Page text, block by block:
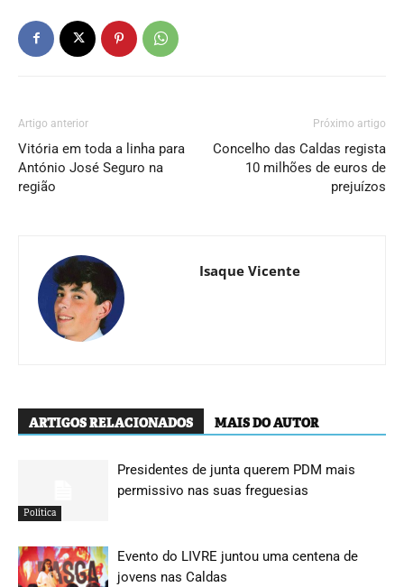
Artigo anterior
Vitória em toda a linha para
António José Seguro na
região
Próximo artigo
Concelho das Caldas regista
10 milhões de euros de
prejuízos
Isaque Vicente
ARTIGOS RELACIONADOS MAIS DO AUTOR
Política
Presidentes de junta querem PDM mais
permissivo nas suas freguesias
Evento do LIVRE juntou uma centena de
jovens nas Caldas